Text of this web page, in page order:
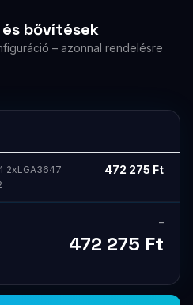
bővítések
– azonnal rendelésre
2xLGA3647
472 275 Ft
–
472 275 Ft